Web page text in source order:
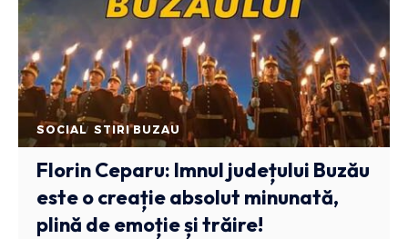
SOCIAL STIRI BUZAU
Florin Ceparu: Imnul județului Buzău
este o creație absolut minunată,
plină de emoție și trăire!